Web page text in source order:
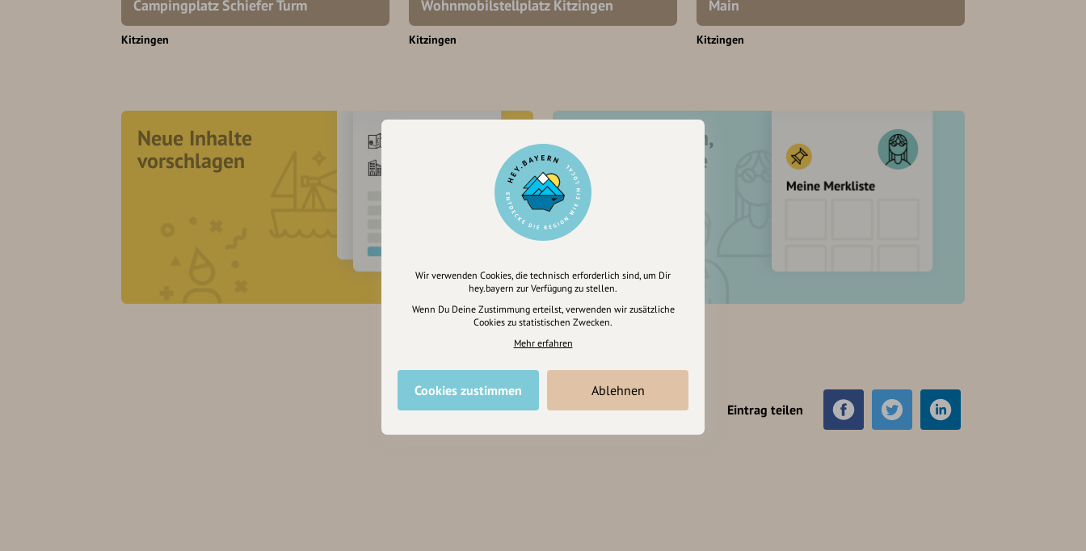
Campingplatz Schiefer Turm
Kitzingen
Wohnmobilstellplatz Kitzingen
Kitzingen
Main
Kitzingen
Neue Inhalte
vorschlagen
Registriere dich,
um dir Einträge
zu merken
Eintrag teilen
Wir verwenden Cookies, die technisch erforderlich sind, um Dir
hey.bayern zur Verfügung zu stellen.
Wenn Du Deine Zustimmung erteilst, verwenden wir zusätzliche
Cookies zu statistischen Zwecken.
Mehr erfahren
Cookies zustimmen Ablehnen